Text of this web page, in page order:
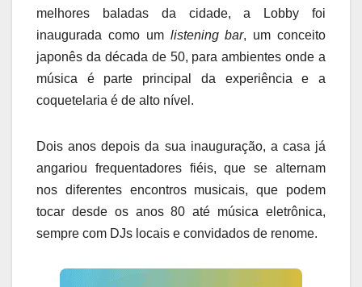
melhores baladas da cidade, a Lobby foi
inaugurada como um listening bar, um conceito
japonês da década de 50, para ambientes onde a
música é parte principal da experiência e a
coquetelaria é de alto nível.
Dois anos depois da sua inauguração, a casa já
angariou frequentadores fiéis, que se alternam
nos diferentes encontros musicais, que podem
tocar desde os anos 80 até música eletrônica,
sempre com DJs locais e convidados de renome.